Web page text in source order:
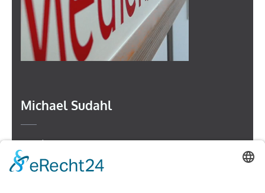
Michael Sudahl
Beethovenstr. 4
73614 Schorndorf
Telefon: 07181 477 9998